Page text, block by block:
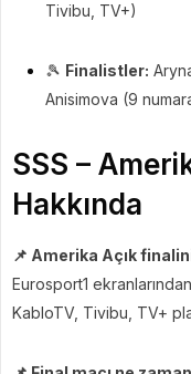
Tivibu, TV+)
🎾 Finalistler:
Anisimova (9
SSS –
Hakkında
📌 Amerika Açık
Eurosport1
KabloTV, Tivibu, TV+